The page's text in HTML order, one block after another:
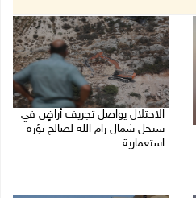
الاحتلال يواصل تجريف أراضٍ في
سنجل شمال رام الله لصالح بؤرة
استعمارية